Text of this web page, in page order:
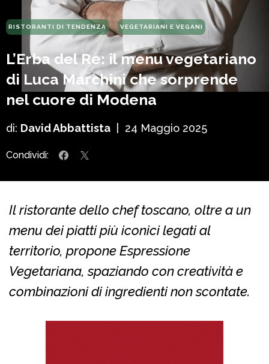
RISTORANTI DI TENDENZA VEGETARIANI E VEGANI
L’Erba del Re: il menu vegetariano
di Luca Marchini che sorprende
nel cuore di Modena
di: David Abbattista 24 Maggio 2025
Condividi:
Il ristorante dello chef toscano, oltre a un
menu dei piatti più iconici legati al
territorio, propone Espressione
Vegetariana, spaziando con creatività e
combinazioni di ingredienti non scontate.